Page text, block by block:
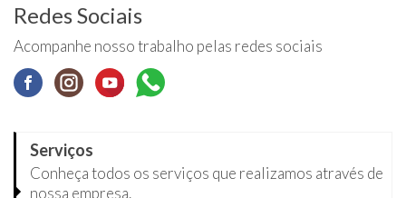
Redes Sociais
Acompanhe nosso trabalho pelas redes sociais
Serviços
Conheça todos os serviços que realizamos através de
nossa empresa.